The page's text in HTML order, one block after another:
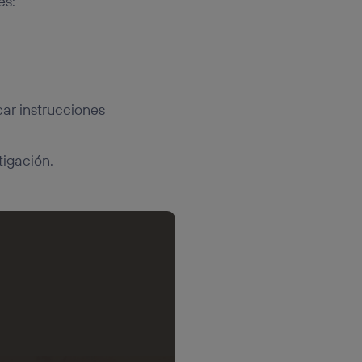
instrucciones